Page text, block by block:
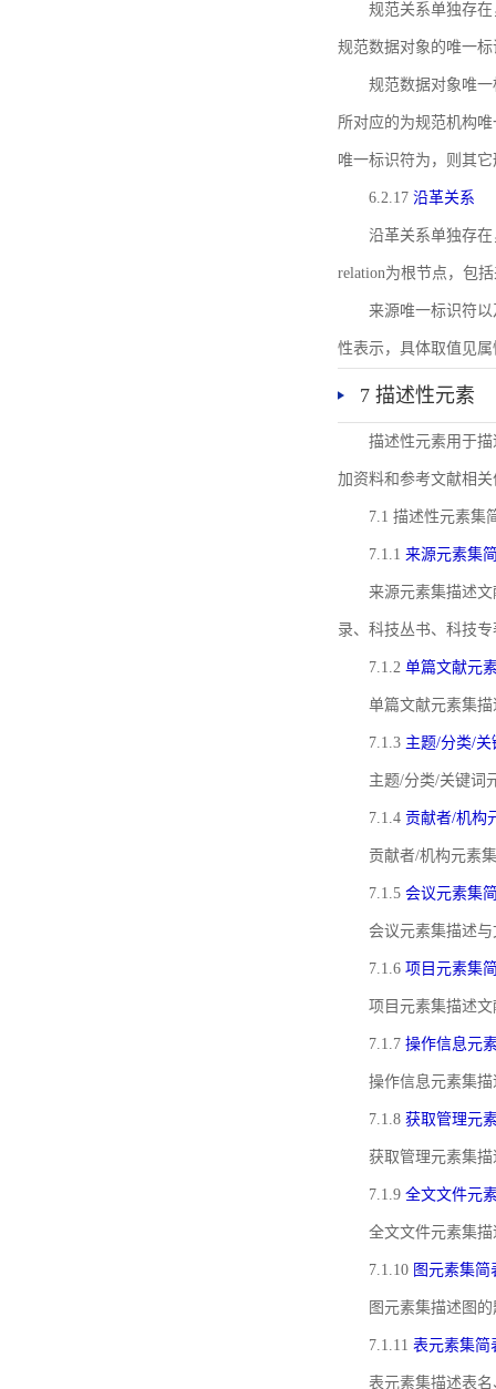
规范关系单独存
规范数据对象的唯一
规范数据对象唯一
所对应的为规范机构
唯一标识符为，则其
6.2.17 沿革关系
沿革关系单独存
relation为根节点，包
来源唯一标识符以
性表示，具体取值见属
7 描述性元素
描述性元素用于
加资料和参考文献相
7.1 描述性元素集
7.1.1 来源元素集
来源元素集描述
录、科技丛书、科技
7.1.2 单篇文献元
单篇文献元素集
7.1.3 主题/分类/
主题/分类/关键词
7.1.4 贡献者/机构
贡献者/机构元素
7.1.5 会议元素集
会议元素集描述
7.1.6 项目元素集
项目元素集描述
7.1.7 操作信息元
操作信息元素集
7.1.8 获取管理元
获取管理元素集
7.1.9 全文文件元
全文文件元素集
7.1.10 图元素集简
图元素集描述图
7.1.11 表元素集简
表元素集描述表